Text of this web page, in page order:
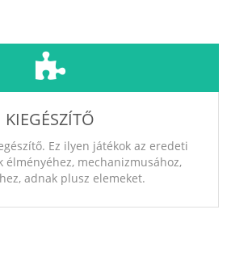
KIEGÉSZÍTŐ
Ez ilyen játékok az eredeti
élményéhez, mechanizmusához,
adnak plusz elemeket.